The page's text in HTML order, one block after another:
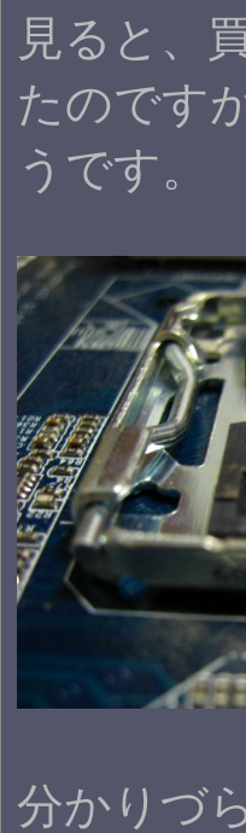
見ると、
たのです
うです。
分かりづ